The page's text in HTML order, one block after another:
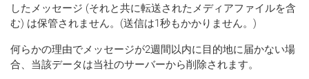
したメッセージ (それと共に転送されたメディアファイルを含
む) は保管されません。(送信は1秒もかかりません。)
何らかの理由でメッセージが2週間以内に目的地に届かない場
合、当該データは当社のサーバーから削除されます。